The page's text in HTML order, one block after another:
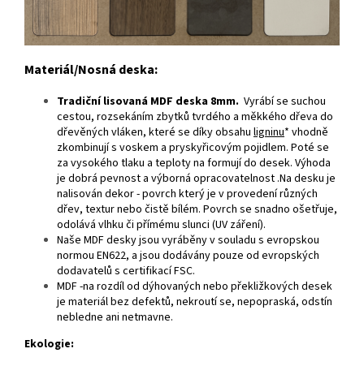
Materiál/Nosná deska:
Tradiční lisovaná MDF deska 8mm. Vyrábí se suchou
cestou, rozsekáním zbytků tvrdého a měkkého dřeva do
dřevěných vláken, které se díky obsahu ligninu* vhodně
zkombinují s voskem a pryskyřicovým pojidlem. Poté se
za vysokého tlaku a teploty na formují do desek. Výhoda
je dobrá pevnost a výborná opracovatelnost .Na desku je
nalisován dekor - povrch který je v provedení různých
dřev, textur nebo čistě bílém. Povrch se snadno ošetřuje,
odolává vlhku či přímému slunci (UV záření).
Naše MDF desky jsou vyráběny v souladu s evropskou
normou EN622, a jsou dodávány pouze od evropských
dodavatelů s certifikací FSC.
MDF -na rozdíl od dýhovaných nebo překližkových desek
je materiál bez defektů, nekroutí se, nepopraská, odstín
nebledne ani netmavne.
Ekologie: